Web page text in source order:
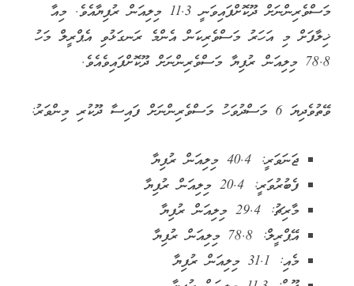
މަސްވެރިންނަށް ދޫކޮށްފައިވަނީ 11.3 މިލިއަން ރުފިޔާއެވެ. މިއާ
ޚިލާފަށް މި އަހަރު މަސްވެރިކަން އެންމެ ރަނގަޅުވި އެޕްރީލް މަހު
78.8 މިލިއަން ރުފިޔާ މަސްވެރިންނަށް ދޫކޮށްފައިވެއެވެ.
ވޭތުވެދިޔަ 6 މަސްދުވަހު މަސްވެރިންނަށް ފައިސާ ދޫކުރި މިންވަރު:
ޖަނަވަރީ: 40.4 މިލިއަން ރުފިޔާ
ފެބުރުވަރީ: 20.4 މިލިއަން ރުފިޔާ
މާރިޗު: 29.4 މިލިއަން ރުފިޔާ
އޭޕްރީލް: 78.8 މިލިއަން ރުފިޔާ
މެއި: 31.1 މިލިއަން ރުފިޔާ